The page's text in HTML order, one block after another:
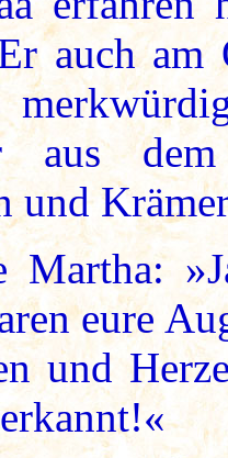
auch am
aus
und
Martha:
eure
und